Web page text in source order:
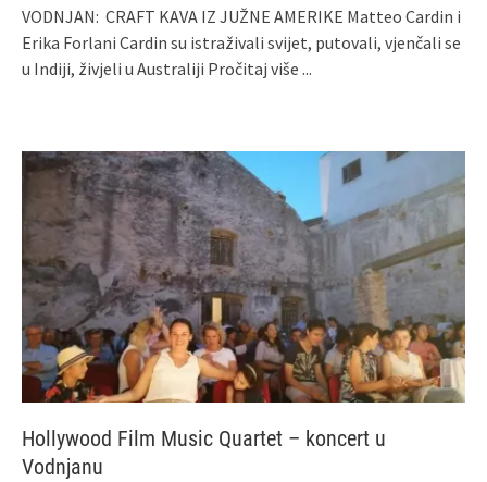
VODNJAN: CRAFT KAVA IZ JUŽNE AMERIKE Matteo Cardin i
Erika Forlani Cardin su istraživali svijet, putovali, vjenčali se
u Indiji, živjeli u Australiji Pročitaj više ...
Hollywood Film Music Quartet – koncert u
Vodnjanu